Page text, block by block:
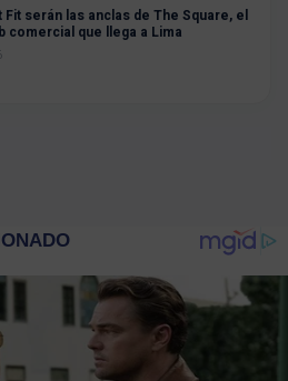
Fit serán las anclas de The Square, el
comercial que llega a Lima